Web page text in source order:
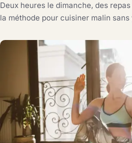
Deux heures le dimanche, des
la méthode pour cuisiner malin